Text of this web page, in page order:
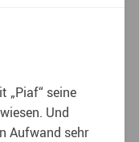
„Piaf“ seine
Und
Aufwand sehr